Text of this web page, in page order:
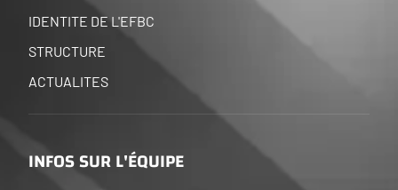
IDENTITE DE L'EFBC
STRUCTURE
ACTUALITES
INFOS SUR L'ÉQUIPE